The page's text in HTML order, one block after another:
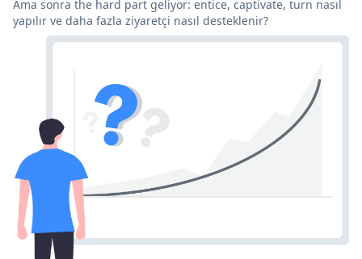
Ama sonra the hard part geliyor: entice, captivate, turn nasıl
yapılır ve daha fazla ziyaretçi nasıl desteklenir?